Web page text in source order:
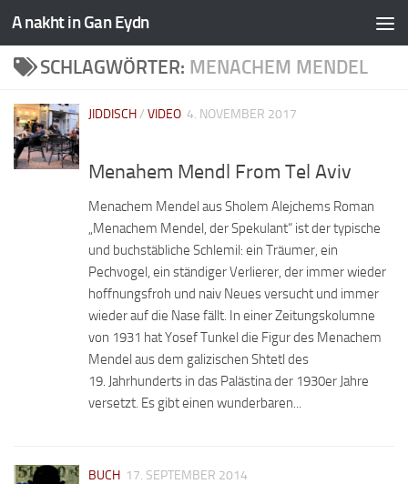
A nakht in Gan Eydn
SCHLAGWÖRTER: MENACHEM MENDEL
JIDDISCH/ VIDEO 4. NOVEMBER 2017
Menahem Mendl From Tel Aviv
Menachem Mendel aus Sholem Alejchems Roman
„Menachem Mendel, der Spekulant“ ist der typische
und buchstäbliche Schlemil: ein Träumer, ein
Pechvogel, ein ständiger Verlierer, der immer wieder
hoffnungsfroh und naiv Neues versucht und immer
wieder auf die Nase fällt. In einer Zeitungskolumne
von 1931 hat Yosef Tunkel die Figur des Menachem
Mendel aus dem galizischen Shtetl des
19. Jahrhunderts in das Palästina der 1930er Jahre
versetzt. Es gibt einen wunderbaren...
BUCH 17. SEPTEMBER 2014